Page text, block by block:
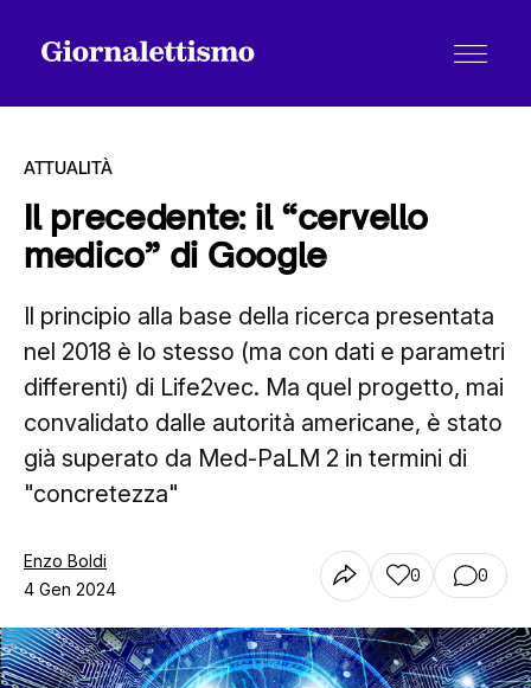
Tutti gli articoli
Chi siamo
Contatti
ATTUALITÀ
Il precedente: il “cervello
medico” di Google
Il principio alla base della ricerca presentata
nel 2018 è lo stesso (ma con dati e parametri
differenti) di Life2vec. Ma quel progetto, mai
convalidato dalle autorità americane, è stato
già superato da Med-PaLM 2 in termini di
"concretezza"
Enzo Boldi
4 Gen 2024
0 0